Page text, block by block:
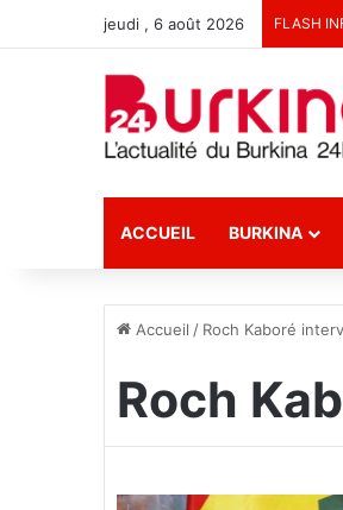
jeudi , 6 août 2026 FLASH
ACCUEIL BURKINA
Accueil / Roch Kaboré
Roch